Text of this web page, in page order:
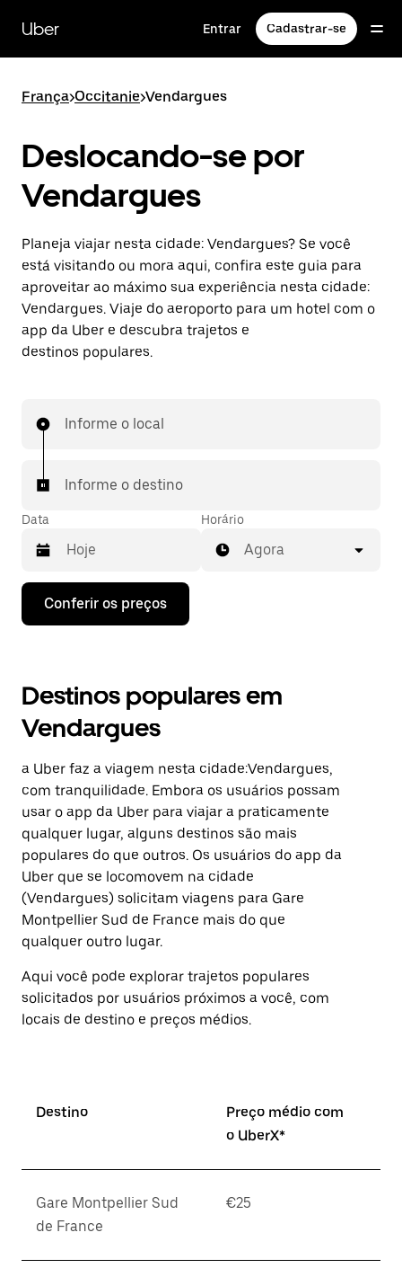
para
conteúdo
Uber Entrar Cadastrar-se
França>Occitanie>Vendargues
Deslocando-se por
Vendargues
Planeja viajar nesta cidade: Vendargues? Se você
está visitando ou mora aqui, confira este guia para
aproveitar ao máximo sua experiência nesta cidade:
Vendargues. Viaje do aeroporto para um hotel com o
app da Uber e descubra trajetos e
destinos populares.
Informe o local
Informe o destino
Data
Pressione
seta
interagir
com
o
calendário
selecionar
uma
Pressione
a
tecla
“ESC”
para
fechar
o
calendário.
Horário
Agora
Conferir os preços
Destinos populares em
Vendargues
a Uber faz a viagem nesta cidade:Vendargues,
com tranquilidade. Embora os usuários possam
usar o app da Uber para viajar a praticamente
qualquer lugar, alguns destinos são mais
populares do que outros. ⁠Os usuários do app da
Uber que se locomovem na cidade
(Vendargues) solicitam viagens para Gare
Montpellier Sud de France mais do que
qualquer outro lugar.
Aqui você pode explorar trajetos populares
solicitados por usuários próximos a você, com
locais de destino e preços médios.
Destino
Preço médio com
o UberX*
Gare Montpellier Sud
de France
€25